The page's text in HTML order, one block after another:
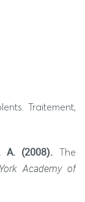
adaptées
face aux
difficile
la
Traitement,
A. (2008).The
Academy of